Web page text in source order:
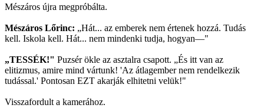
Mészáros újra megpróbálta.
Mészáros Lőrinc: „Hát... az emberek nem értenek hozzá. Tudás
kell. Iskola kell. Hát... nem mindenki tudja, hogyan—"
„TESSÉK!" Puzsér ökle az asztalra csapott. „És itt van az
elitizmus, amire mind vártunk! 'Az átlagember nem rendelkezik
tudással.' Pontosan EZT akarják elhitetni velük!"
Visszafordult a kamerához.